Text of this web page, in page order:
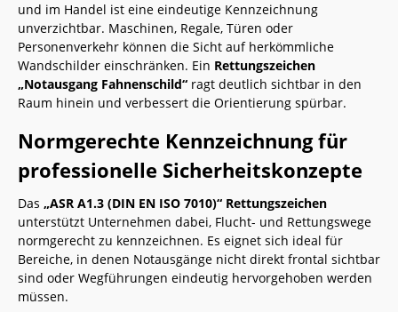
und im Handel ist eine eindeutige Kennzeichnung
unverzichtbar. Maschinen, Regale, Türen oder
Personenverkehr können die Sicht auf herkömmliche
Wandschilder einschränken. Ein Rettungszeichen
„Notausgang Fahnenschild“ ragt deutlich sichtbar in den
Raum hinein und verbessert die Orientierung spürbar.
Normgerechte Kennzeichnung für
professionelle Sicherheitskonzepte
Das „ASR A1.3 (DIN EN ISO 7010)“ Rettungszeichen
unterstützt Unternehmen dabei, Flucht- und Rettungswege
normgerecht zu kennzeichnen. Es eignet sich ideal für
Bereiche, in denen Notausgänge nicht direkt frontal sichtbar
sind oder Wegführungen eindeutig hervorgehoben werden
müssen.